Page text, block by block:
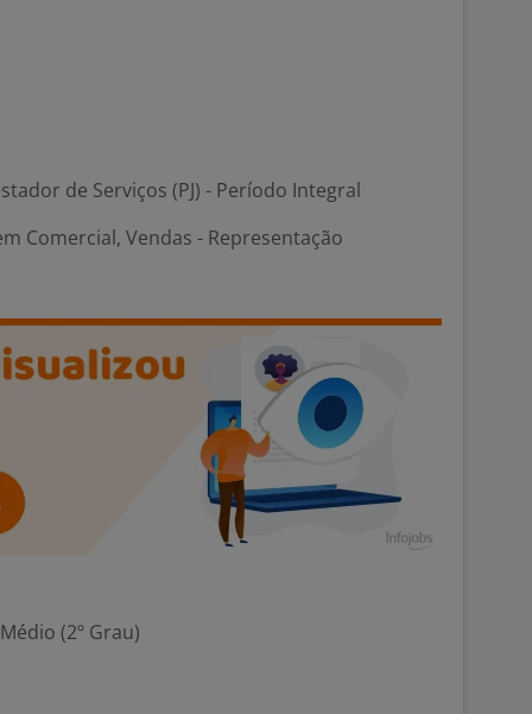
de Serviços (PJ) - Período Integral
Comercial, Vendas - Representação
(2º Grau)